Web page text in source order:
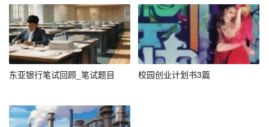
1. 学习提升：在校期间，扎实掌握会计基础知识和相关法
律法规，积极参加实习，积累实践经验。
2. 考证规划：制定详细的考证计划，逐步通过会计从业资
格证、初级会计师、注册会计师等考试。
3. 职业发展：在工作中不断学习新知识，提升自己的专业
能力和管理水平，积极争取晋升机会。
东亚银行笔试回顾_笔试题目 校园创业计划书3篇